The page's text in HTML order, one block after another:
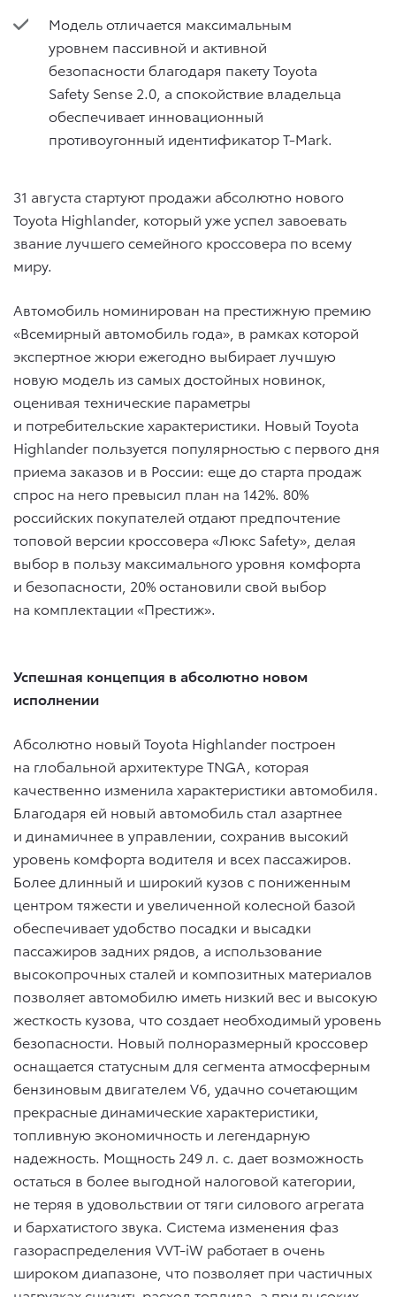
Модель отличается максимальным
уровнем пассивной и активной
безопасности благодаря пакету Toyota
Safety Sense 2.0, а спокойствие владельца
обеспечивает инновационный
противоугонный идентификатор T-Mark.
31 августа стартуют продажи абсолютно нового
Toyota Highlander, который уже успел завоевать
звание лучшего семейного кроссовера по всему
миру.
Автомобиль номинирован на престижную премию
«Всемирный автомобиль года», в рамках которой
экспертное жюри ежегодно выбирает лучшую
новую модель из самых достойных новинок,
оценивая технические параметры
и потребительские характеристики. Новый Toyota
Highlander пользуется популярностью с первого дня
приема заказов и в России: еще до старта продаж
спрос на него превысил план на 142%. 80%
российских покупателей отдают предпочтение
топовой версии кроссовера «Люкс Safety», делая
выбор в пользу максимального уровня комфорта
и безопасности, 20% остановили свой выбор
на комплектации «Престиж».
Успешная концепция в абсолютно новом
исполнении
Абсолютно новый Toyota Highlander построен
на глобальной архитектуре TNGA, которая
качественно изменила характеристики автомобиля.
Благодаря ей новый автомобиль стал азартнее
и динамичнее в управлении, сохранив высокий
уровень комфорта водителя и всех пассажиров.
Более длинный и широкий кузов с пониженным
центром тяжести и увеличенной колесной базой
обеспечивает удобство посадки и высадки
пассажиров задних рядов, а использование
высокопрочных сталей и композитных материалов
позволяет автомобилю иметь низкий вес и высокую
жесткость кузова, что создает необходимый уровень
безопасности. Новый полноразмерный кроссовер
оснащается статусным для сегмента атмосферным
бензиновым двигателем V6, удачно сочетающим
прекрасные динамические характеристики,
топливную экономичность и легендарную
надежность. Мощность 249 л. с. дает возможность
остаться в более выгодной налоговой категории,
не теряя в удовольствии от тяги силового агрегата
и бархатистого звука. Система изменения фаз
газораспределения VVT-iW работает в очень
широком диапазоне, что позволяет при частичных